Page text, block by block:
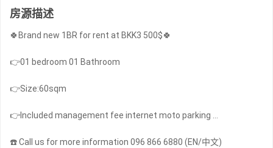
房源描述
🍀Brand new 1BR for rent at BKK3 500$🍀
👉01 bedroom 01 Bathroom
👉Size:60sqm
👉Included management fee internet moto parking …
☎️ Call us for more information 096 866 6880 (EN/中文)